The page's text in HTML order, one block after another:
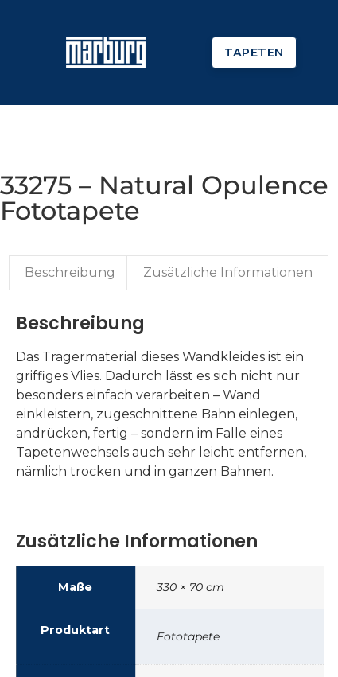
TAPETEN
33275 – Natural Opulence
Fototapete
Beschreibung Zusätzliche Informationen
Beschreibung
Das Trägermaterial dieses Wandkleides ist ein
griffiges Vlies. Dadurch lässt es sich nicht nur
besonders einfach verarbeiten – Wand
einkleistern, zugeschnittene Bahn einlegen,
andrücken, fertig – sondern im Falle eines
Tapetenwechsels auch sehr leicht entfernen,
nämlich trocken und in ganzen Bahnen.
Zusätzliche Informationen
Maße 330 × 70 cm
Produktart Fototapete